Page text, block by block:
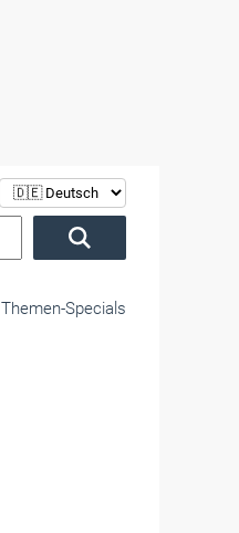
Themen-Specials